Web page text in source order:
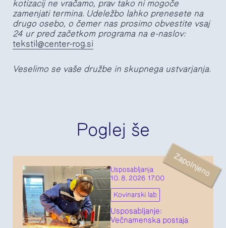
kotizacij ne vračamo, prav tako ni mogoče
zamenjati termina. Udeležbo lahko prenesete na
drugo osebo, o čemer nas prosimo obvestite vsaj
24 ur pred začetkom programa na e-naslov:
tekstil@center-rog.si
Veselimo se vaše družbe in skupnega ustvarjanja.
Poglej še
Usposabljanja
10. 8. 2026 17:00
Kovinarski lab
Usposabljanje:
Večnamenska postaja
Zapolnjeno